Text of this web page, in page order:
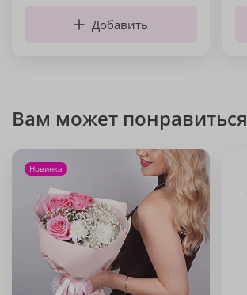
Добавить
Вам может понравиться
Новинка